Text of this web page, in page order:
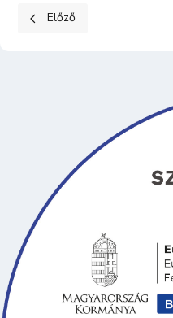
Előző cikk: KÖZÉRDEKŰ
Előző